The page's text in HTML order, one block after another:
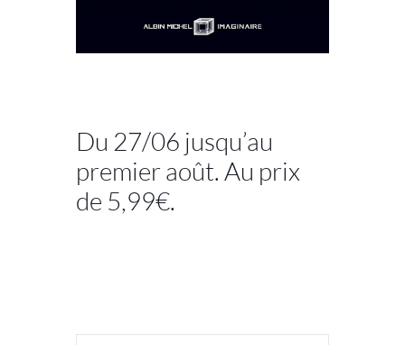
Du 27/06 jusqu’au
premier août. Au prix
de 5,99€.